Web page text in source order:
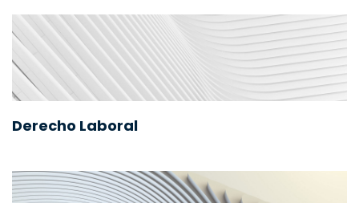
Derecho Laboral